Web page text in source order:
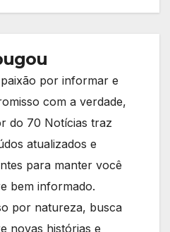
por informar e
com a verdade,
do 70 Notícias traz
atualizados e
para manter você
bem informado.
por natureza, busca
novas histórias e